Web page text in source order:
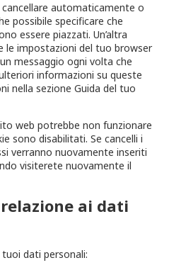
automaticamente o
possibile specificare che
essere piazzati. Un’altra
le impostazioni del tuo browser
messaggio ogni volta che
informazioni su queste
nella sezione Guida del tuo
web potrebbe non funzionare
sono disabilitati. Se cancelli i
verranno nuovamente inseriti
visiterete nuovamente il
ai dati
dati personali: